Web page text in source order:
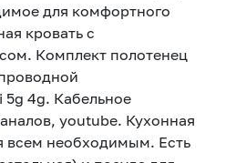
для комфортного
кровать с
Комплект полотенец
4g. Кабельное
youtube. Кухонная
всем необходимым. Есть